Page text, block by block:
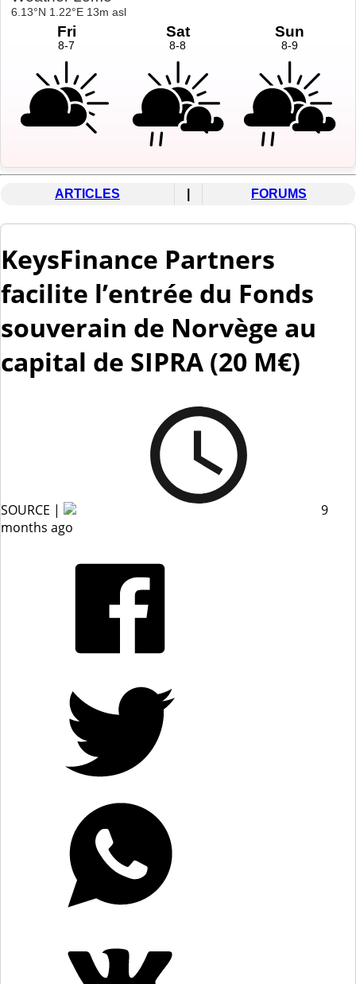
ARTICLES FORUMS
KeysFinance Partners
facilite l’entrée du Fonds
souverain de Norvège au
capital de SIPRA (20 M€)
SOURCE |
9
months ago